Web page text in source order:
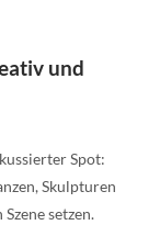
und
Spot:
Skulpturen
setzen.